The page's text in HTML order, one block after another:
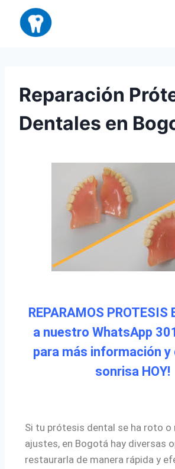
Reparación
Dentales en
REPARAMOS
a nuestro WhatsApp
para más información y
sonrisa HOY!
Si tu prótesis dental se ha roto o
ajustes, en Bogotá hay diversas
restaurarla de manera rápida y